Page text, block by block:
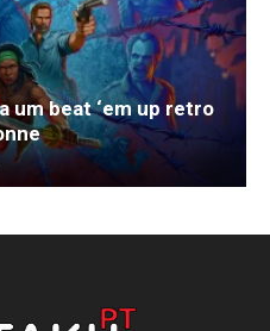
um beat ‘em up retro